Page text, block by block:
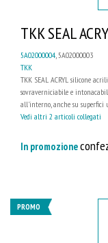
TKK SEAL
5A02000004 , 5A02000003
TKK
TKK SEAL ACRYL silicone
sovraverniciabile e
all'interno, anche su superfici
Vedi altri 2 articoli collegati
In promozione
PROMO